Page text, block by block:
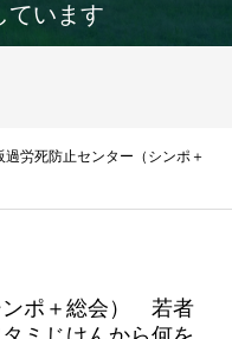
ています
過労死防止センター（シンポ＋
ンポ＋総会） 若者